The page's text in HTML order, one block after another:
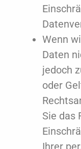
Wenn
Daten
jedoch
oder
Sie das
Ihrer